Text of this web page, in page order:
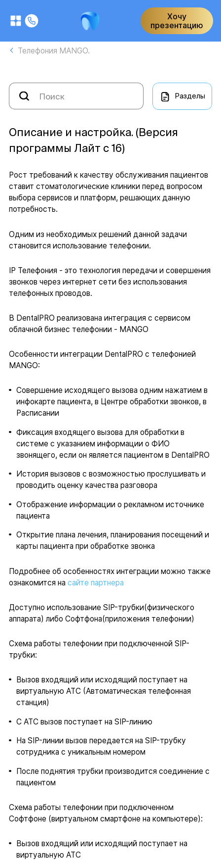
Хочу
презентацию
Телефония MANGO.
Разделы
Описание и настройка. (Версия
программы Лайт с 16)
Рост требований к качеству обслуживания пациентов
ставит стоматологические клиники перед вопросом
выбора сервисов и платформ, решающих данную
потребность.
Одним из необходимых решений данной задачи
становится использование телефонии.
IP Телефония - это технология передачи и совершения
звонков через интернет сети без использования
телефонных проводов.
В DentalPRO реализована интеграция с сервисом
облачной бизнес телефонии - MANGO
Особенности интеграции DentalPRO с телефонией
MANGO:
Совершение исходящего вызова одним нажатием в
инфокарте пациента, в Центре обработки звонков, в
Расписании
Фиксация входящего вызова для обработки в
системе с указанием информации о ФИО
звонящего, если он является пациентом в DentalPRO
История вызовов с возможностью прослушивать и
проводить оценку качества разговора
Отображение информации о рекламном источнике
пациента
Открытие плана лечения, планирования посещений и
карты пациента при обработке звонка
Подробнее об особенностях интеграции можно также
ознакомится на сайте партнера
Доступно использование SIP-трубки(физического
аппарата) либо Софтфона(приложения телефонии)
Схема работы телефонии при подключенной SIP-
трубки:
Вызов входящий или исходящий поступает на
виртуальную АТС (Автоматическая телефонная
станция)
С АТС вызов поступает на SIP-линию
На SIP-линии вызов передается на SIP-трубку
сотрудника с уникальным номером
После поднятия трубки производится соединение с
пациентом
Схема работы телефонии при подключенном
Софтфоне (виртуальном смартфоне на компьютере):
Вызов входящий или исходящий поступает на
виртуальную АТС